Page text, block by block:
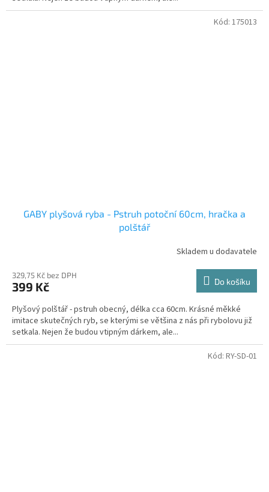
GABY plyšová ryba - Pstruh potoční 60cm, hračka a
polštář
Skladem u dodavatele
329,75 Kč bez DPH
399 Kč Do košíku
Plyšový polštář - pstruh obecný, délka cca 60cm. Krásné měkké
imitace skutečných ryb, se kterými se většina z nás při rybolovu již
setkala. Nejen že budou vtipným dárkem, ale...
Kód: 175013
Kód: RY-SD-01